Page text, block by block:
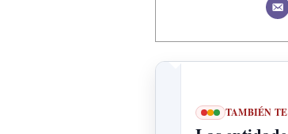
TAMBIÉN